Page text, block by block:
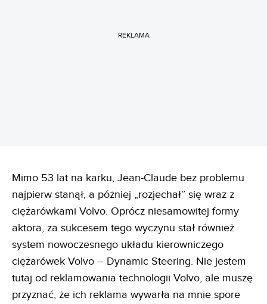
REKLAMA
Mimo 53 lat na karku, Jean-Claude bez problemu
najpierw stanął, a póżniej „rozjechał” się wraz z
ciężarówkami Volvo. Oprócz niesamowitej formy
aktora, za sukcesem tego wyczynu stał również
system nowoczesnego układu kierowniczego
ciężarówek Volvo – Dynamic Steering. Nie jestem
tutaj od reklamowania technologii Volvo, ale muszę
przyznać, że ich reklama wywarła na mnie spore